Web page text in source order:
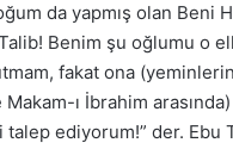
da yapmış olan Beni
Benim şu oğlumu o
fakat ona
Makam-ı İbrahim
ediyorum!” der. Ebu